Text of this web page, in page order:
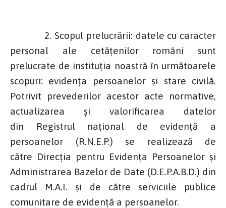
2. Scopul prelucrării: datele cu caracter
personal ale cetăţenilor români sunt
prelucrate de instituţia noastră în următoarele
scopuri: evidenţa persoanelor şi stare civilă.
Potrivit prevederilor acestor acte normative,
actualizarea şi valorificarea datelor
din Registrul naţional de evidenţă a
persoanelor (R.N.E.P.) se realizează de
către Direcţia pentru Evidenţa Persoanelor şi
Administrarea Bazelor de Date (D.E.P.A.B.D.) din
cadrul M.A.I. şi de către serviciile publice
comunitare de evidenţă a persoanelor.